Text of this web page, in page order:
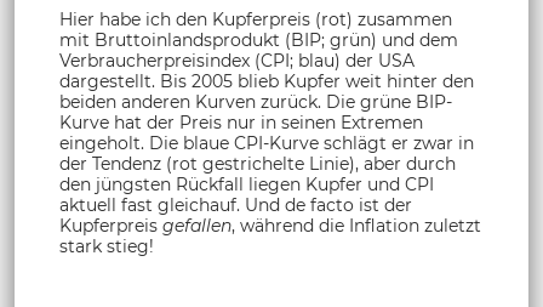
Hier habe ich den Kupferpreis (rot) zusammen
mit Bruttoinlandsprodukt (BIP; grün) und dem
Verbraucherpreisindex (CPI; blau) der USA
dargestellt. Bis 2005 blieb Kupfer weit hinter den
beiden anderen Kurven zurück. Die grüne BIP-
Kurve hat der Preis nur in seinen Extremen
eingeholt. Die blaue CPI-Kurve schlägt er zwar in
der Tendenz (rot gestrichelte Linie), aber durch
den jüngsten Rückfall liegen Kupfer und CPI
aktuell fast gleichauf. Und de facto ist der
Kupferpreis gefallen, während die Inflation zuletzt
stark stieg!